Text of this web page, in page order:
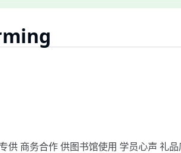
供 商务合作供图书馆使用 学员心声 礼品